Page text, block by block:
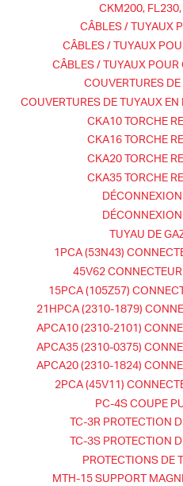
CKM200,
CÂBLES / TUYAUX
CÂBLES / TUYAUX
CÂBLES / TUYAUX
COUVERTURES
COUVERTURES DE TUYAUX
CKA10 TORCHE
CKA16 TORCHE
CKA20 TORCHE
CKA35 TORCHE
TUYAU DE
1PCA (53N43)
45V62
15PCA (105Z57)
21HPCA (2310-1879)
APCA10 (2310-2101)
APCA35 (2310-0375)
APCA20 (2310-1824)
2PCA (45V11)
PC-4S COUPE
TC-3R PROTECTION
TC-3S PROTECTION
PROTECTIONS DE
MTH-15 SUPPORT